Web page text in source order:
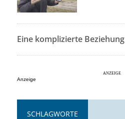
Eine komplizierte Beziehung
Anzeige
SCHLAGWORTE